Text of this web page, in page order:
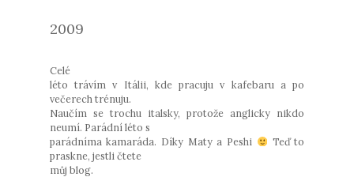
2009
Celé
léto trávím v Itálii, kde pracuju v kafebaru a po
večerech trénuju.
Naučím se trochu italsky, protože anglicky nikdo
neumí. Parádní léto s
parádníma kamaráda. Díky Maty a Peshi
Teď to
praskne, jestli čtete
můj blog.